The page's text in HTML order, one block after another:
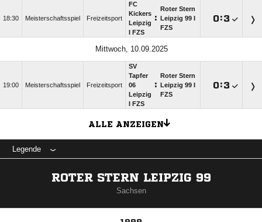
18:30 Meisterschaftsspiel Freizeitsport
FC
Kickers
Leipzig
I FZS
:
Roter Stern
Leipzig 99 I
FZS
:
Mittwoch, 10.09.2025
19:00 Meisterschaftsspiel Freizeitsport
SV
Tapfer
06
Leipzig
I FZS
:
Roter Stern
Leipzig 99 I
FZS
:
ALLE ANZEIGEN
Legende
ROTER STERN LEIPZIG 99
Sachsen